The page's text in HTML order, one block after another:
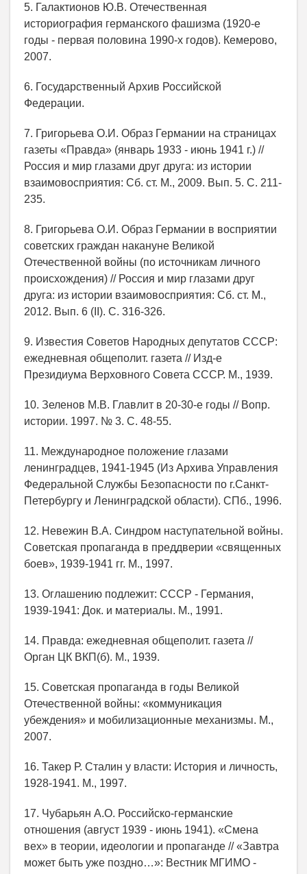
5. Галактионов Ю.В. Отечественная
историография германского фашизма (1920-е
годы - первая половина 1990-х годов). Кемерово,
2007.
6. Государственный Архив Российской
Федерации.
7. Григорьева О.И. Образ Германии на страницах
газеты «Правда» (январь 1933 - июнь 1941 г.) //
Россия и мир глазами друг друга: из истории
взаимовосприятия: Сб. ст. М., 2009. Вып. 5. С. 211-
235.
8. Григорьева О.И. Образ Германии в восприятии
советских граждан накануне Великой
Отечественной войны (по источникам личного
происхождения) // Россия и мир глазами друг
друга: из истории взаимовосприятия: Сб. ст. М.,
2012. Вып. 6 (II). С. 316-326.
9. Известия Советов Народных депутатов СССР:
ежедневная общеполит. газета // Изд-е
Президиума Верховного Совета СССР. М., 1939.
10. Зеленов М.В. Главлит в 20-30-е годы // Вопр.
истории. 1997. № 3. С. 48-55.
11. Международное положение глазами
ленинградцев, 1941-1945 (Из Архива Управления
Федеральной Службы Безопасности по г.Санкт-
Петербургу и Ленинградской области). СПб., 1996.
12. Невежин В.А. Синдром наступательной войны.
Советская пропаганда в преддверии «священных
боев», 1939-1941 гг. М., 1997.
13. Оглашению подлежит: СССР - Германия,
1939-1941: Док. и материалы. М., 1991.
14. Правда: ежедневная общеполит. газета //
Орган ЦК ВКП(б). М., 1939.
15. Советская пропаганда в годы Великой
Отечественной войны: «коммуникация
убеждения» и мобилизационные механизмы. М.,
2007.
16. Такер Р. Сталин у власти: История и личность,
1928-1941. М., 1997.
17. Чубарьян А.О. Российско-германские
отношения (август 1939 - июнь 1941). «Смена
вех» в теории, идеологии и пропаганде // «Завтра
может быть уже поздно…»: Вестник МГИМО -